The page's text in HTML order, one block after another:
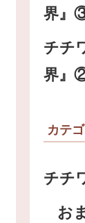
界』
チチ
界』
カテ
チチ
お